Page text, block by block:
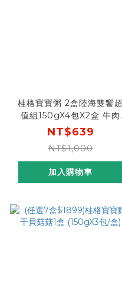
桂格寶寶粥 2盒陸海雙饗超
值組150gX4包X2盒 牛肉
+干貝
NT$639
NT$1,000
加入購物車